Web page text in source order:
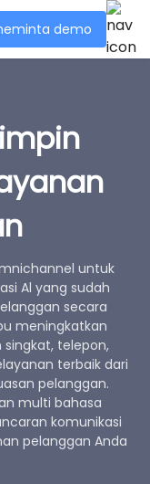
demo
untuk
Al yang sudah
secara
meningkatkan
telepon,
terbaik dari
pelanggan.
multi bahasa
komunikasi
pelanggan Anda